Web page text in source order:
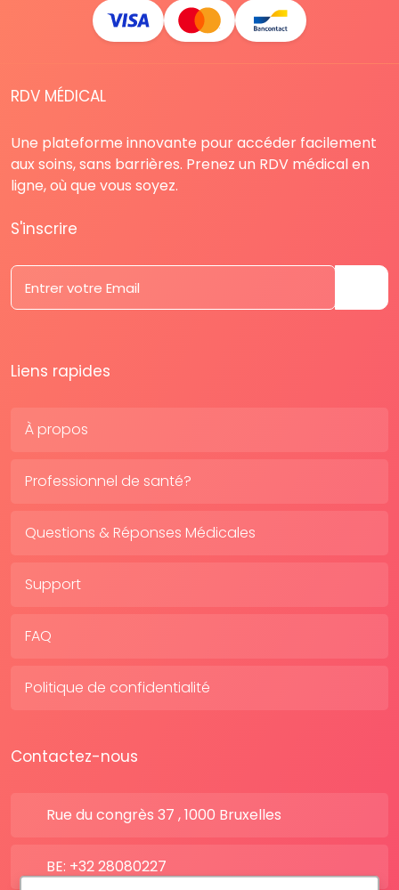
RDV MÉDICAL
Une plateforme innovante pour accéder facilement
aux soins, sans barrières. Prenez un RDV médical en
ligne, où que vous soyez.
S'inscrire
Liens rapides
À propos
Professionnel de santé?
Questions & Réponses Médicales
Support
FAQ
Politique de confidentialité
Contactez-nous
Rue du congrès 37 , 1000 Bruxelles
BE: +32 28080227